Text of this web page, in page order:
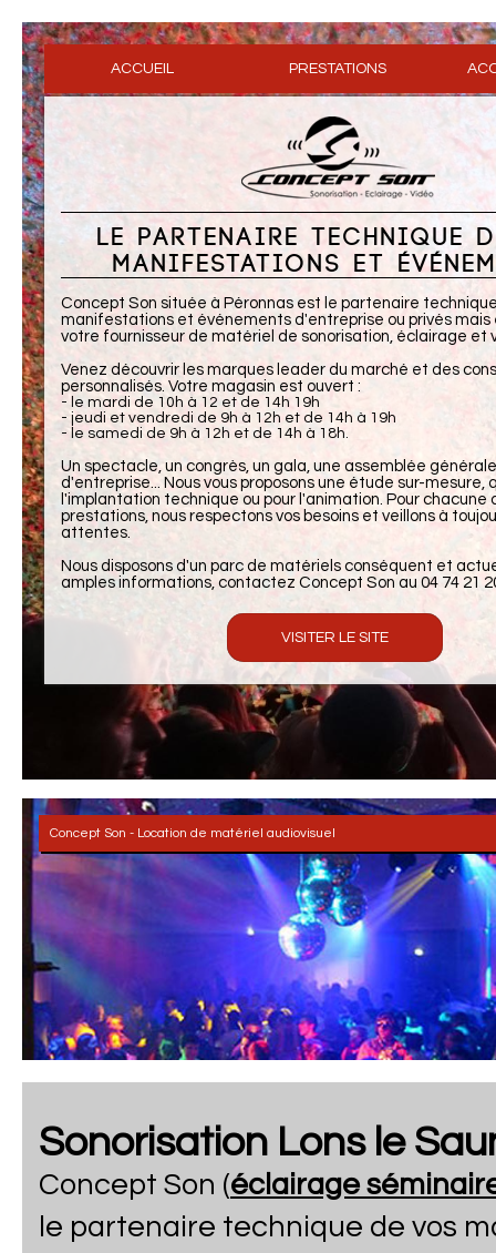
ACCUEIL PRESTATIONS
LE PARTENAIRE TECHNIQUE
MANIFESTATIONS ET
Concept Son située à Péronnas est le partenaire
manifestations et événements d'entreprise ou privés
votre fournisseur de matériel de sonorisation, éclairage et
Venez découvrir les marques leader du marché et des
personnalisés. Votre magasin est ouvert :
- le mardi de 10h à 12 et de 14h 19h
- jeudi et vendredi de 9h à 12h et de 14h à 19h
- le samedi de 9h à 12h et de 14h à 18h.
Un spectacle, un congrès, un gala, une assemblée
d'entreprise... Nous vous proposons une étude sur-mesure,
l'implantation technique ou pour l'animation. Pour chacune
prestations, nous respectons vos besoins et veillons à
attentes.
Nous disposons d'un parc de matériels conséquent et
amples informations, contactez Concept Son au 04 74 21
VISITER LE SITE
Concept Son - Location de matériel audiovisuel
Sonorisation Lons le
Concept Son (éclairage
le partenaire technique de vos